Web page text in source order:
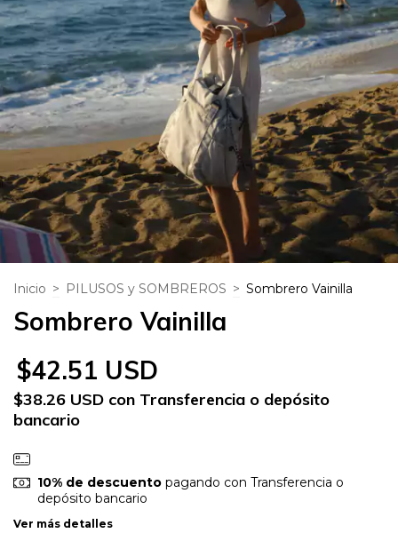
Inicio > PILUSOS y SOMBREROS > Sombrero Vainilla
Sombrero Vainilla
$42.51 USD
$38.26 USD con Transferencia o depósito
bancario
10% de descuentopagando con Transferencia o
depósito bancario
Ver más detalles